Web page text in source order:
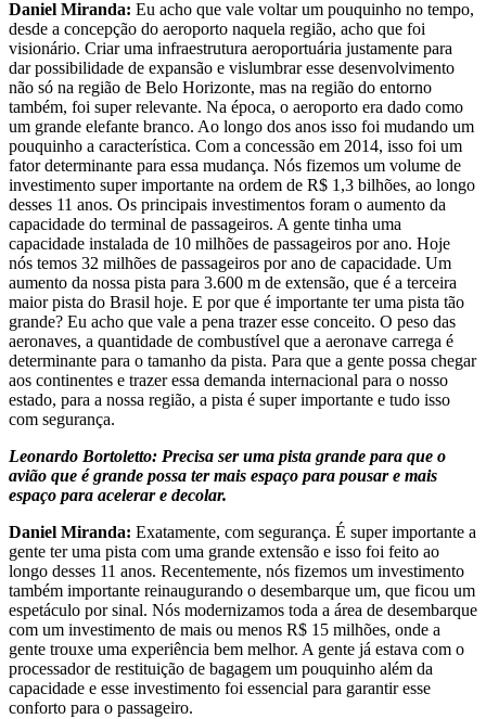
Daniel Miranda: Eu acho que vale voltar um pouquinho no tempo,
desde a concepção do aeroporto naquela região, acho que foi
visionário. Criar uma infraestrutura aeroportuária justamente para
dar possibilidade de expansão e vislumbrar esse desenvolvimento
não só na região de Belo Horizonte, mas na região do entorno
também, foi super relevante. Na época, o aeroporto era dado como
um grande elefante branco. Ao longo dos anos isso foi mudando um
pouquinho a característica. Com a concessão em 2014, isso foi um
fator determinante para essa mudança. Nós fizemos um volume de
investimento super importante na ordem de R$ 1,3 bilhões, ao longo
desses 11 anos. Os principais investimentos foram o aumento da
capacidade do terminal de passageiros. A gente tinha uma
capacidade instalada de 10 milhões de passageiros por ano. Hoje
nós temos 32 milhões de passageiros por ano de capacidade. Um
aumento da nossa pista para 3.600 m de extensão, que é a terceira
maior pista do Brasil hoje. E por que é importante ter uma pista tão
grande? Eu acho que vale a pena trazer esse conceito. O peso das
aeronaves, a quantidade de combustível que a aeronave carrega é
determinante para o tamanho da pista. Para que a gente possa chegar
aos continentes e trazer essa demanda internacional para o nosso
estado, para a nossa região, a pista é super importante e tudo isso
com segurança.
Leonardo Bortoletto: Precisa ser uma pista grande para que o
avião que é grande possa ter mais espaço para pousar e mais
espaço para acelerar e decolar.
Daniel Miranda: Exatamente, com segurança. É super importante a
gente ter uma pista com uma grande extensão e isso foi feito ao
longo desses 11 anos. Recentemente, nós fizemos um investimento
também importante reinaugurando o desembarque um, que ficou um
espetáculo por sinal. Nós modernizamos toda a área de desembarque
com um investimento de mais ou menos R$ 15 milhões, onde a
gente trouxe uma experiência bem melhor. A gente já estava com o
processador de restituição de bagagem um pouquinho além da
capacidade e esse investimento foi essencial para garantir esse
conforto para o passageiro.